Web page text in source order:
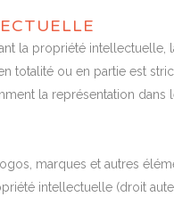
la propriété intellectuelle,
totalité ou en partie est
la représentation
marques et autres
intellectuelle (droit